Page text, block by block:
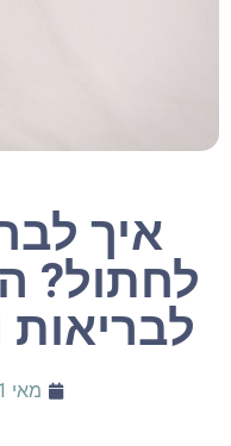
איך
לחתול?
לבריאות
מאי 21, 2026